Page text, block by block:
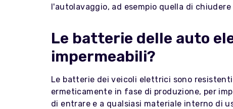
l'autolavaggio, ad esempio quella di
Le batterie delle auto
impermeabili?
Le batterie dei veicoli elettrici sono
ermeticamente in fase di produzione, per
di entrare e a qualsiasi materiale interno di